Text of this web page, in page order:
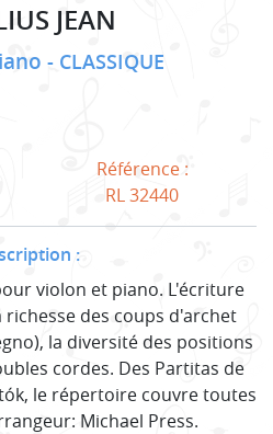
JEAN
CLASSIQUE
Référence :
RL 32440
:
violon et piano. L'écriture
des coups d'archet
la diversité des positions
cordes. Des Partitas de
le répertoire couvre toutes
Michael Press.